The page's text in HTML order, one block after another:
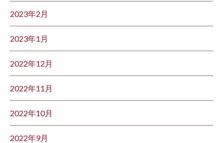
2023年2月
2023年1月
2022年12月
2022年11月
2022年10月
2022年9月